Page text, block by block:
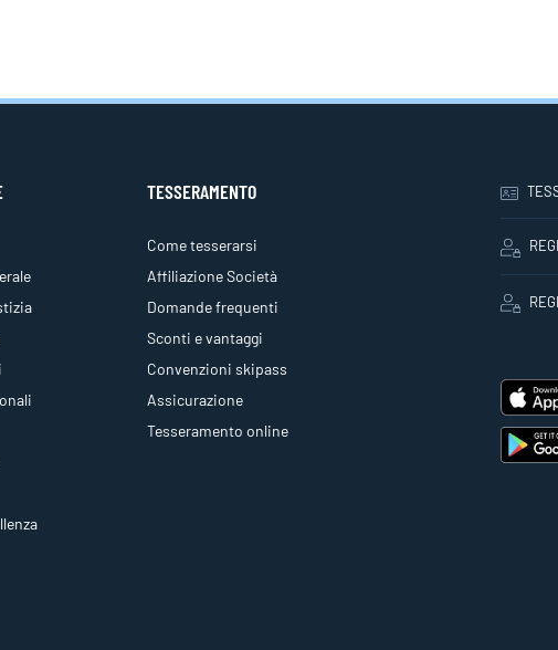
TESSERAMENTO
Come tesserarsi
Affiliazione Società
Domande frequenti
Sconti e vantaggi
Convenzioni skipass
Assicurazione
Tesseramento online